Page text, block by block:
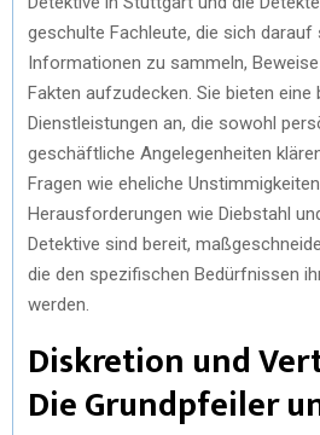
geschulte Fachleute, die sich darauf
Informationen zu sammeln,
Fakten aufzudecken. Sie bieten eine
Dienstleistungen an, die sowohl
geschäftliche Angelegenheiten
Fragen wie eheliche
Herausforderungen wie Diebstahl
Detektive sind bereit,
die den spezifischen Bedürfnissen
werden.
Diskretion und
Die Grundpfeiler